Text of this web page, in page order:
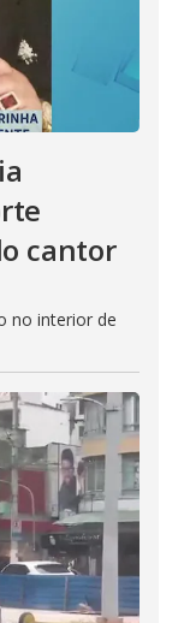
cantor
no interior de